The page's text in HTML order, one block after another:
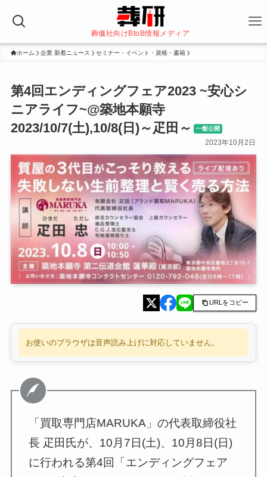
葬儀社向けBtoB情報メディア
ホーム 企業 新着ニュース セミナー・イベント・資格・書籍
第4回エンディングフェア2023 ~安心シ
ニアライフ~@築地本願寺
2023/10/7(土),10/8(日)～疋田～
一般公開
2023年10月2日
URLをコピー
お使いのブラウザは音声読み上げに対応していません。
「買取専門店MARUKA」の代表取締役社
長 疋田氏が、10月7日(土)、10月8日(日)
に行われる第4回「エンディングフェア